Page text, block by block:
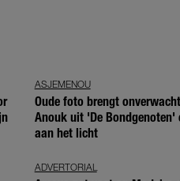
ASJEMENOU
Oude foto brengt
Anouk uit 'De Bondgenoten'
aan het licht
ADVERTORIAL